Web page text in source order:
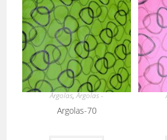
Argolas,Argolas -
Argolas-70